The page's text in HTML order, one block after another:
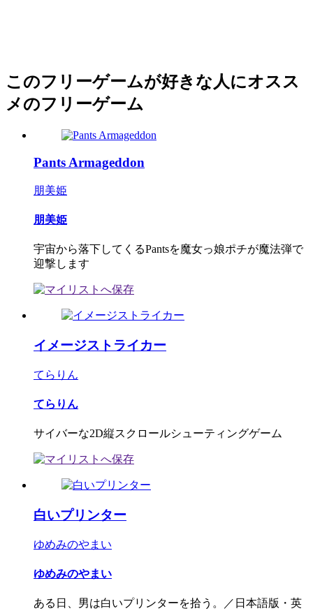
このフリーゲームが好きな人にオスス
メのフリーゲーム
Pants Armageddon
朋美姫
朋美姫
宇宙から落下してくるPantsを魔女っ娘ポチが魔法弾で
迎撃します
イメージストライカー
てらりん
てらりん
サイバーな2D縦スクロールシューティングゲーム
白いプリンター
ゆめみのやまい
ゆめみのやまい
ある日、男は白いプリンターを拾う。／日本語版・英